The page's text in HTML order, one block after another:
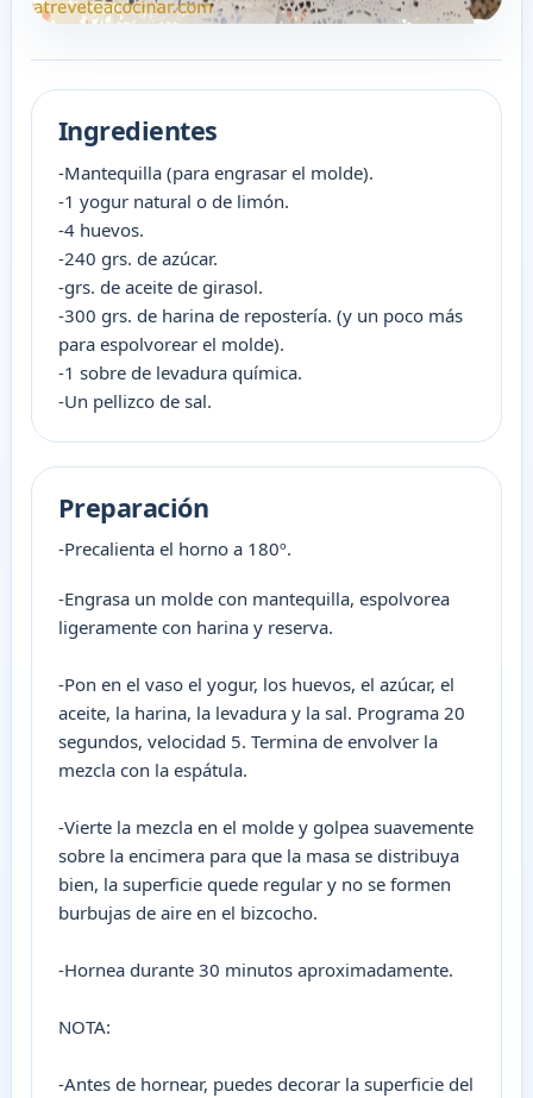
Ingredientes
-Mantequilla (para engrasar el molde).
-1 yogur natural o de limón.
-4 huevos.
-240 grs. de azúcar.
-grs. de aceite de girasol.
-300 grs. de harina de repostería. (y un poco más
para espolvorear el molde).
-1 sobre de levadura química.
-Un pellizco de sal.
Preparación
-Precalienta el horno a 180º.
-Engrasa un molde con mantequilla, espolvorea
ligeramente con harina y reserva.
-Pon en el vaso el yogur, los huevos, el azúcar, el
aceite, la harina, la levadura y la sal. Programa 20
segundos, velocidad 5. Termina de envolver la
mezcla con la espátula.
-Vierte la mezcla en el molde y golpea suavemente
sobre la encimera para que la masa se distribuya
bien, la superficie quede regular y no se formen
burbujas de aire en el bizcocho.
-Hornea durante 30 minutos aproximadamente.
NOTA:
-Antes de hornear, puedes decorar la superficie del